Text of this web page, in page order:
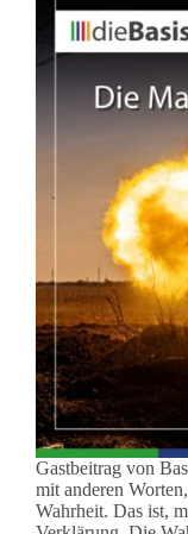
Gastbeitrag von
mit anderen
Wahrheit. Das ist,